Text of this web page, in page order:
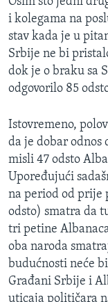
i kolegama na
stav kada je u
Srbije ne bi
dok je o braku sa
odgovorilo 85
Istovremeno,
da je dobar odnos
misli 47 odsto
Upoređujući
na period od prije
odsto) smatra da
tri petine
oba naroda
budućnosti neće
Građani Srbije i
uticaja političara